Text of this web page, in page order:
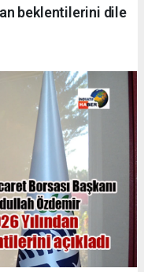
beklentilerini dile